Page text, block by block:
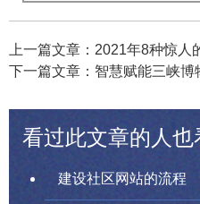
上一篇文章：2021年8种惊人
下一篇文章：智慧赋能三峡博
看过此文章的人也
建设社区网站的流程